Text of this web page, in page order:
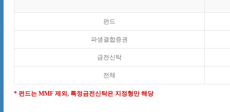
펀드
파생결합증권
금전신탁
전체
* 펀드는 MMF 제외, 특정금전신탁은 지정형만 해당